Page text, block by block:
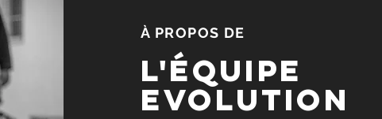
À PROPOS DE
L'Équipe
evolution